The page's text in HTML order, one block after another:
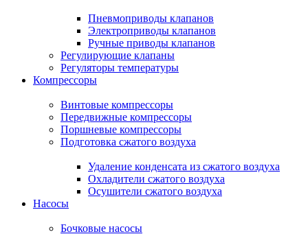
Пневмоприводы клапанов
Электроприводы клапанов
Ручные приводы клапанов
Регулирующие клапаны
Регуляторы температуры
Компрессоры
Винтовые компрессоры
Передвижные компрессоры
Поршневые компрессоры
Подготовка сжатого воздуха
Удаление конденсата из сжатого воздуха
Охладители сжатого воздуха
Осушители сжатого воздуха
Насосы
Бочковые насосы